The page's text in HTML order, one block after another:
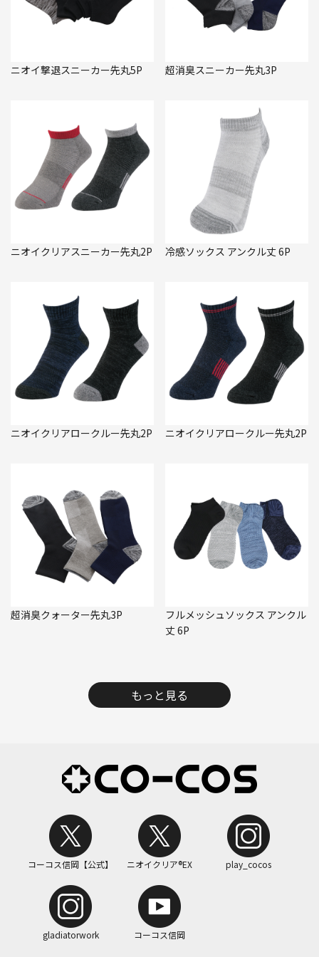
ニオイ撃退スニーカー先丸5P 超消臭スニーカー先丸3P
ニオイクリアスニーカー先丸2P 冷感ソックス アンクル丈 6P
ニオイクリアロークルー先丸2P ニオイクリアロークルー先丸2P
超消臭クォーター先丸3P
フルメッシュソックス アンクル
丈 6P
もっと見る
コーコス信岡【公式】 ニオイクリア®EX play_cocos
gladiatorwork コーコス信岡